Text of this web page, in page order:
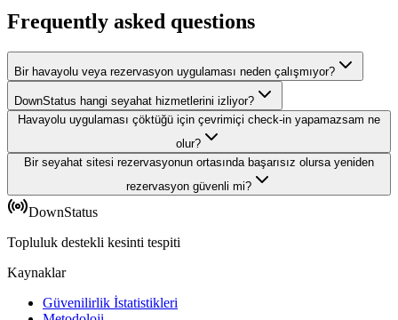
Frequently asked questions
Bir havayolu veya rezervasyon uygulaması neden çalışmıyor?
DownStatus hangi seyahat hizmetlerini izliyor?
Havayolu uygulaması çöktüğü için çevrimiçi check-in yapamazsam ne
olur?
Bir seyahat sitesi rezervasyonun ortasında başarısız olursa yeniden
rezervasyon güvenli mi?
DownStatus
Topluluk destekli kesinti tespiti
Kaynaklar
Güvenilirlik İstatistikleri